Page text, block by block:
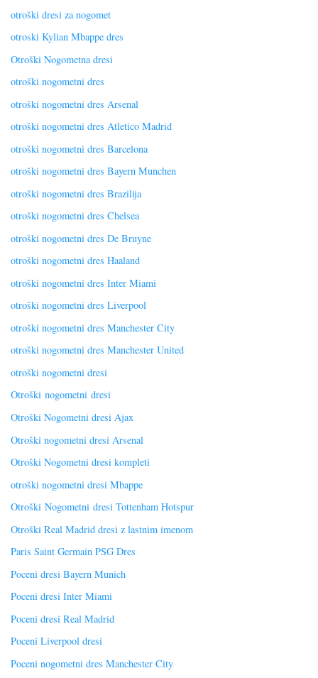
otroški dresi za nogomet
otroski Kylian Mbappe dres
Otroški Nogometna dresi
otroški nogometni dres
otroški nogometni dres Arsenal
otroški nogometni dres Atletico Madrid
otroški nogometni dres Barcelona
otroški nogometni dres Bayern Munchen
otroški nogometni dres Brazilija
otroški nogometni dres Chelsea
otroški nogometni dres De Bruyne
otroški nogometni dres Haaland
otroški nogometni dres Inter Miami
otroški nogometni dres Liverpool
otroški nogometni dres Manchester City
otroški nogometni dres Manchester United
otroški nogometni dresi
Otroški nogometni dresi
Otroški Nogometni dresi Ajax
Otroški nogometni dresi Arsenal
Otroški Nogometni dresi kompleti
otroški nogometni dresi Mbappe
Otroški Nogometni dresi Tottenham Hotspur
Otroški Real Madrid dresi z lastnim imenom
Paris Saint Germain PSG Dres
Poceni dresi Bayern Munich
Poceni dresi Inter Miami
Poceni dresi Real Madrid
Poceni Liverpool dresi
Poceni nogometni dres Manchester City